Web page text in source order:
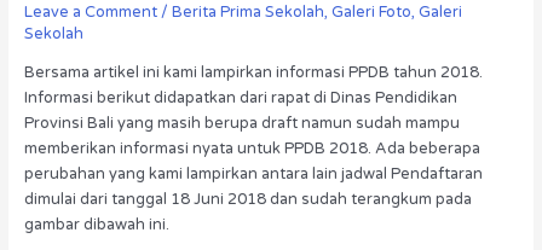
Leave a Comment / Berita Prima Sekolah, Galeri Foto, Galeri
Sekolah
Bersama artikel ini kami lampirkan informasi PPDB tahun 2018.
Informasi berikut didapatkan dari rapat di Dinas Pendidikan
Provinsi Bali yang masih berupa draft namun sudah mampu
memberikan informasi nyata untuk PPDB 2018. Ada beberapa
perubahan yang kami lampirkan antara lain jadwal Pendaftaran
dimulai dari tanggal 18 Juni 2018 dan sudah terangkum pada
gambar dibawah ini.